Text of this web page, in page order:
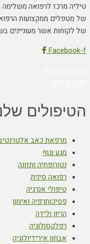
טיליה מרכז לרפואה משלימה
של מטפלים ממקצועות
של לקוחות אשר מעוניינים
Facebook-f
הטיפולים
מרפאת כאב
מגע וגוף
נטורופתיה ותזונה
רפואה סינית
טיפולי אנרגיה
פסיכותרפיה ואימון
הריון ולידה
רפלקסולוגיה
אבחון אירידיולוגיה